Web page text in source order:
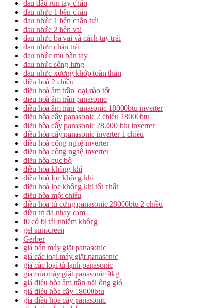
đau đầu run tay chân
đau nhức 1 bên chân
đau nhức 1 bên chân trái
đau nhức 2 bên vai
đau nhức bả vai và cánh tay trái
đau nhức chân trái
đau nhức mu bàn tay
đau nhức sống lưng
đau nhức xương khớp toàn thân
điều hoà 2 chiều
điều hoà âm trần loại nào tốt
điều hoà âm trần panasonic
điều hòa âm trần panasonic 18000btu inverter
điều hòa cây panasonic 2 chiều 18000btu
điều hòa cây panasonic 28.000 btu inverter
điều hòa cây panasonic inverter 1 chiều
điều hoà công nghệ inverter
điều hòa công nghệ inverter
điều hòa cục bộ
điều hòa không khí
điều hoà lọc không khí
điều hoà lọc không khí tốt nhất
điều hòa một chiều
điều hòa tủ đứng panasonic 28000btu 2 chiều
điều trị da nhạy cảm
f0 có bị tái nhiễm không
gel sunscreen
Gerber
giá bán máy giặt panasonic
giá các loại máy giặt panasonic
giá các loại tủ lạnh panasonic
giá của máy giặt panasonic 9kg
giá điều hòa âm trần nối ống gió
giá điều hòa cây 18000btu
giá điều hòa cây panasonic